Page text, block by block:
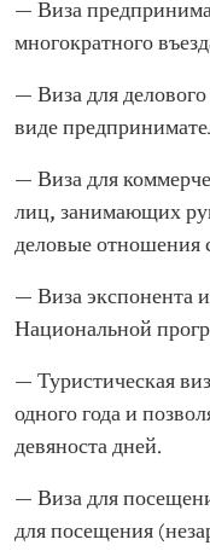
— Виза
многократного
— Виза для
виде
— Виза для
лиц, занимающих
деловые
— Виза экспонента
Национальной
— Туристическая
одного года и
девяноста дней.
— Виза для
для посещения